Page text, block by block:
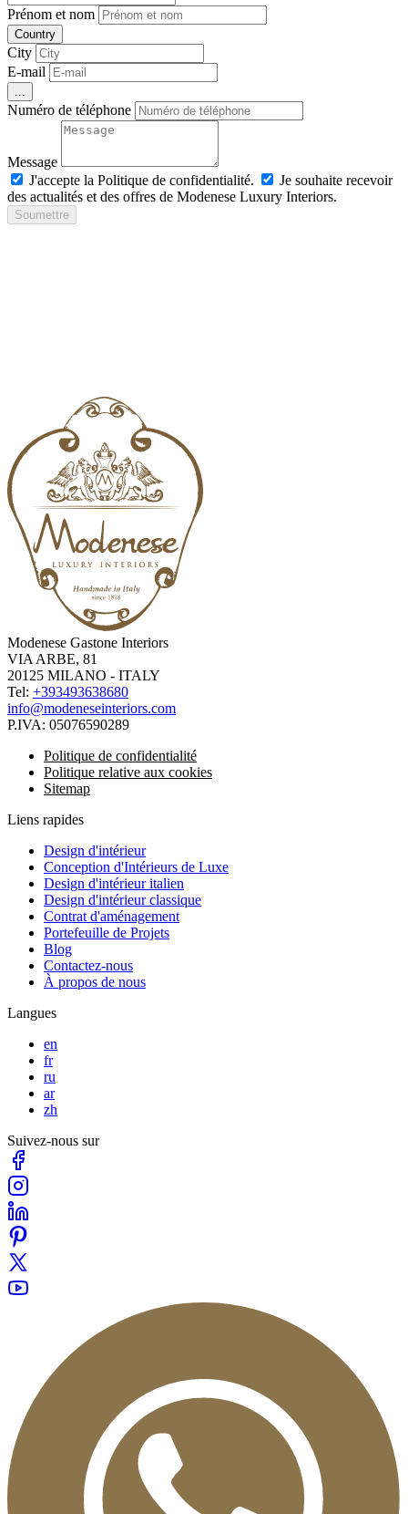
Prénom et nom
Country
City
E-mail
...
Numéro de téléphone
Message
J'accepte la Politique de confidentialité.
Je souhaite recevoir
des actualités et des offres de Modenese Luxury Interiors.
Soumettre
Modenese Gastone Interiors
VIA ARBE, 81
20125 MILANO - ITALY
Tel: +393493638680
info@modeneseinteriors.com
P.IVA: 05076590289
Politique de confidentialité
Politique relative aux cookies
Sitemap
Liens rapides
Design d'intérieur
Conception d'Intérieurs de Luxe
Design d'intérieur italien
Design d'intérieur classique
Contrat d'aménagement
Portefeuille de Projets
Blog
Contactez-nous
À propos de nous
Langues
en
fr
ru
ar
zh
Suivez-nous sur